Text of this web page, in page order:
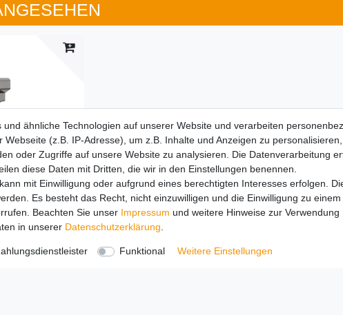
Gleiter in 1,50 Meter
und ähnliche Technologien auf unserer Website und verarbeiten
Webseite (z.B. IP-Adresse), um z.B. Inhalte und Anzeigen zu
oder Zugriffe auf unsere Website zu analysieren. Die Datenverarbeitung
diese Daten mit Dritten, die wir in den Einstellungen benennen.
mit Einwilligung oder aufgrund eines berechtigten Interesses erfolgen.
Es besteht das Recht, nicht einzuwilligen und die Einwilligung zu
Beachten Sie unser Impressum und weitere Hinweise zur Verwendung
in unserer Daten­schutz­erklärung
Funktional Weitere Einstellungen